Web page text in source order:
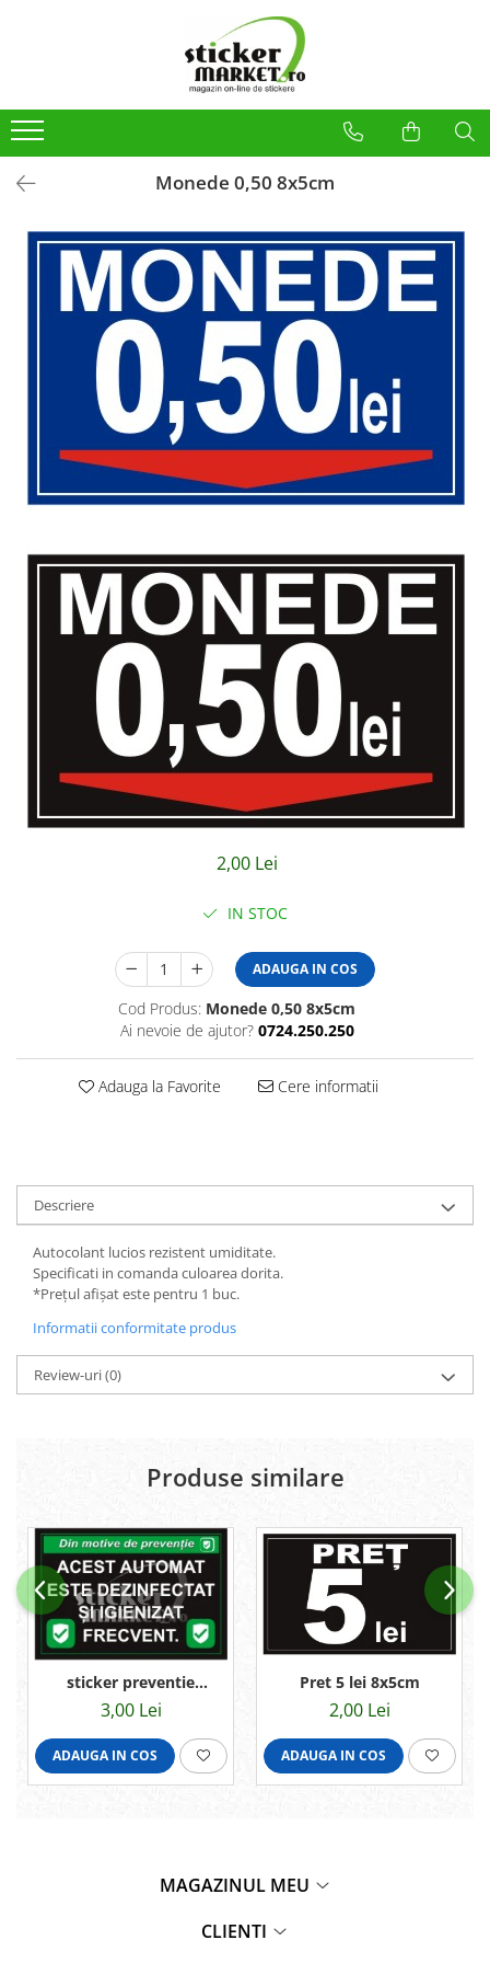
Produse la comandă
Placute
Stickere Atentionare
Stickere PSI
Obligatii generale
Autocolante automate cafea
Stickere automate cafea
Placute PVC
Self Wash
Amenajari vitrine
Bilingve
Depozite
Residence
Monede 0,50 8x5cm
2,00 Lei
IN STOC
ADAUGA IN COS
Cod Produs: Monede 0,50 8x5cm
Ai nevoie de ajutor? 0724.250.250
Adauga la Favorite Cere informatii
Descriere
Autocolant lucios rezistent umiditate.
Specificati in comanda culoarea dorita.
*Prețul afișat este pentru 1 buc.
Informatii conformitate produs
Review-uri(0)
Produse similare
sticker preventie
9,5x6,5cm
3,00 Lei
ADAUGA IN COS
Pret 5 lei 8x5cm
2,00 Lei
ADAUGA IN COS
MAGAZINUL MEU
CLIENTI